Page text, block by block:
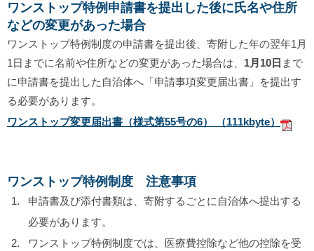
ワンストップ特例申請書を提出した後に氏名や住所
などの変更があった場合
ワンストップ特例制度の申請書を提出後、寄附した年の翌年1月
1日までに名前や住所などの変更があった場合は、 1月10日 まで
に申請書を提出した自治体へ「申請事項変更届出書」を提出す
る必要があります。
ワンストップ変更届出書（様式第55号の6） （111kbyte）
ワンストップ特例制度 注意事項
申請書及び添付書類は、寄附するごとに自治体へ提出する
必要があります。
ワンストップ特例制度では、医療費控除など他の控除を受